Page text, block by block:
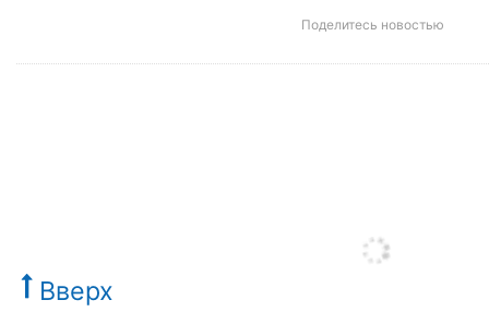
Поделитесь новостью
Вверх